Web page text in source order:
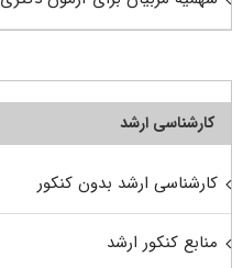
کارشناسی ارشد
کارشناسی ارشد بدون کنکور
منابع کنکور ارشد